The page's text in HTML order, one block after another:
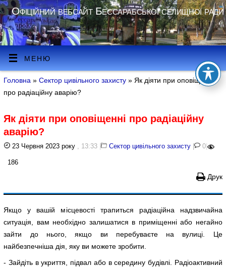
Офіційний вебсайт Бессарабської селищної ради
МЕНЮ
Головна »Сектор цивільного захисту » Як діяти при оповіщенні
про радіаційну аварію?
Як діяти при оповіщенні про радіаційну
аварію?
23 Червня 2023 року , 13:33 | Сектор цивільного захисту | 0 |
186
Друк
Якщо у вашій місцевості трапиться радіаційна надзвичайна
ситуація, вам необхідно залишатися в приміщенні або негайно
зайти до нього, якщо ви перебуваєте на вулиці. Це
найбезпечніша дія, яку ви можете зробити.
- Зайдіть в укриття, підвал або в середину будівлі. Радіоактивний